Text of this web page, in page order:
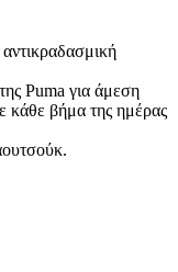
Puma για άμεση
κάθε βήμα της ημέρας